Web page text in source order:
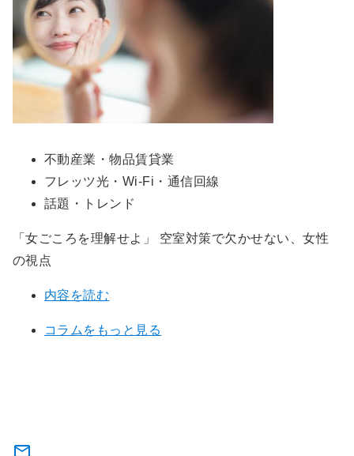
不動産業・物品賃貸業
フレッツ光・Wi-Fi・通信回線
話題・トレンド
「女ごころを理解せよ」 空室対策で欠かせない、女性
の視点
内容を読む
コラムをもっと見る